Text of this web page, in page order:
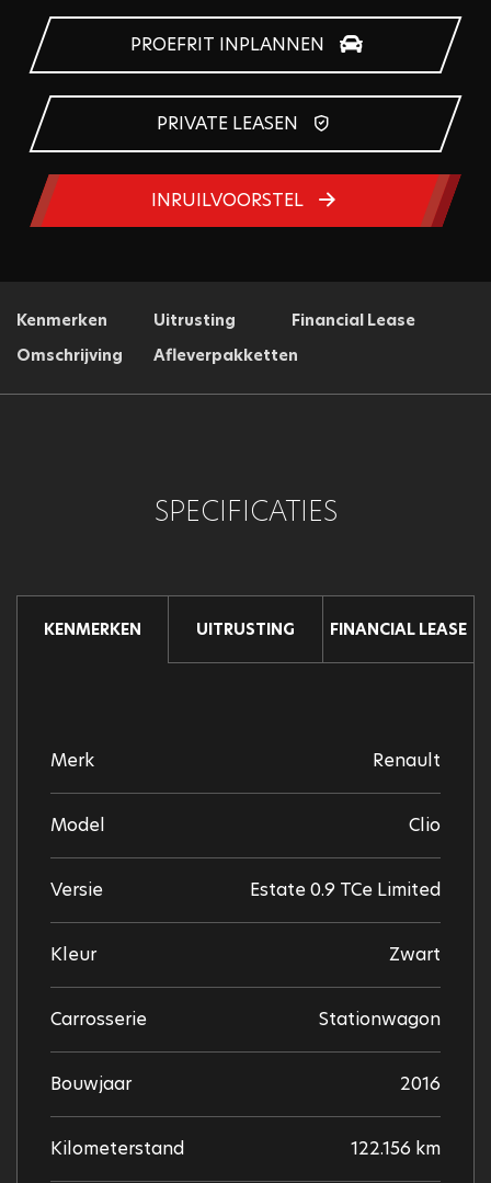
PROEFRIT INPLANNEN
PRIVATE LEASEN
INRUILVOORSTEL
Kenmerken Uitrusting
Financial Lease
Omschrijving
Afleverpakketten
SPECIFICATIES
KENMERKEN UITRUSTING FINANCIAL LEASE
Merk Renault
Model Clio
Versie Estate 0.9 TCe Limited
Kleur Zwart
Carrosserie Stationwagon
Bouwjaar 2016
Kilometerstand 122.156 km